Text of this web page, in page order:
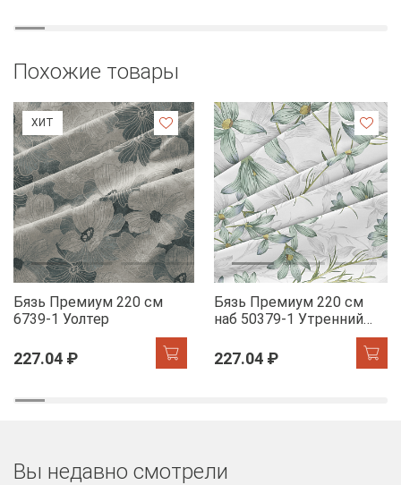
Похожие товары
ХИТ
Бязь Премиум 220 см
6739-1 Уолтер
227.04 ₽
Бязь Премиум 220 см
наб 50379-1 Утренний
227.04 ₽
Вы недавно смотрели